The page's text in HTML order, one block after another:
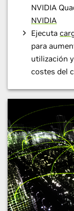
NVIDIA
NVIDIA
Ejecuta
para
utilización
costes del